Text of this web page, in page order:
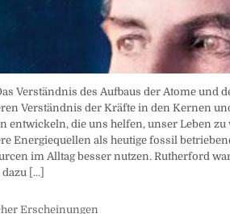
Verständnis des Aufbaus der Atome und
Verständnis der Kräfte in den Kernen
entwickeln, die uns helfen, unser Leben
Energiequellen als heutige fossil
im Alltag besser nutzen. Rutherford
[...]
Erscheinungen